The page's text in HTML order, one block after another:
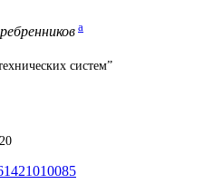
a
систем”